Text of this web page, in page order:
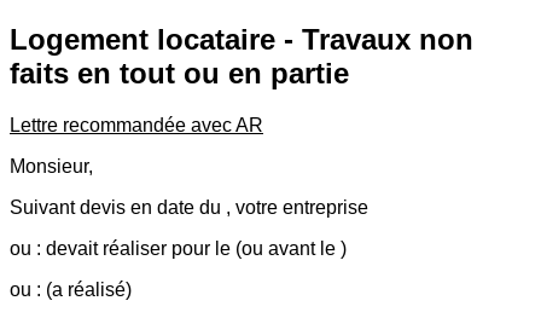
Logement locataire - Travaux non
faits en tout ou en partie
Lettre recommandée avec AR
Monsieur,
Suivant devis en date du , votre entreprise
ou : devait réaliser pour le (ou avant le )
ou : (a réalisé)